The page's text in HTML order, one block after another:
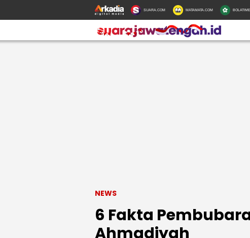
SUARA.COM MATAMATA.COM
NEWS
6 Fakta
Ahmadiyah